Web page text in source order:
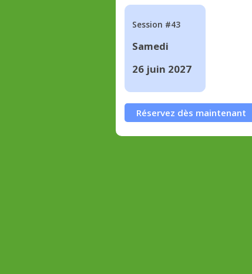
Session #43
Samedi
26 juin 2027
Réservez dès maintenant